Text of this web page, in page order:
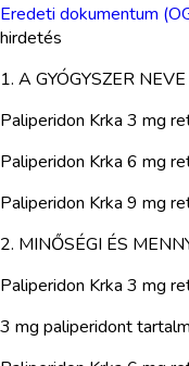
Eredeti dokumentum
hirdetés
1. A GYÓGYSZER NEVE
Paliperidon Krka 3 mg
Paliperidon Krka 6 mg
Paliperidon Krka 9 mg
2. MINŐSÉGI ÉS
Paliperidon Krka 3 mg
3 mg paliperidont